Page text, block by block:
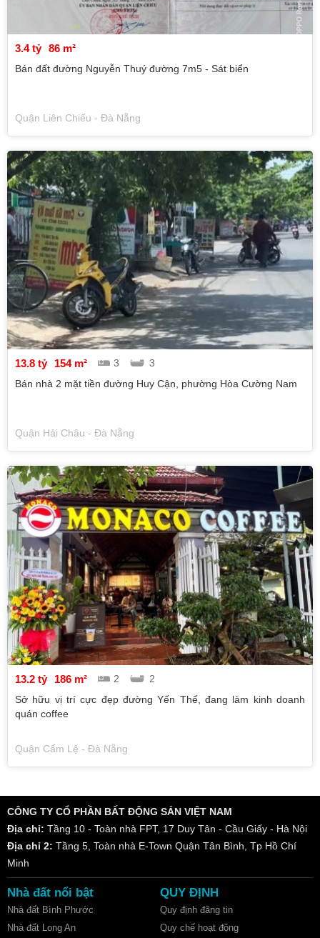
3.4 tỷ 86 m²
Bán đất đường Nguyễn Thuý đường 7m5 - Sát biển
Quận Liên Chiểu - Đà Nẵng
13.8 tỷ 154 m² 3
3
Bán nhà 2 mặt tiền đường Huy Cận, phường Hòa Cường Nam
Quận Hải Châu - Đà Nẵng
13.2 tỷ 186 m² 2
2
Sở hữu vị trí cực đẹp đường Yến Thế, đang làm kinh doanh
quán coffee
Quận Cẩm Lệ - Đà Nẵng
CÔNG TY CỔ PHẦN BẤT ĐỘNG SẢN VIỆT NAM
Địa chỉ: Tầng 10 - Toàn nhà FPT, 17 Duy Tân - Cầu Giấy - Hà Nội
Địa chỉ 2: Tầng 5, Toàn nhà E-Town Quận Tân Bình, Tp Hồ Chí
Minh
Nhà đất nổi bật
Nhà đất Bình Phước
Nhà đất Long An
QUY ĐỊNH
Quy định đăng tin
Quy chế hoạt động